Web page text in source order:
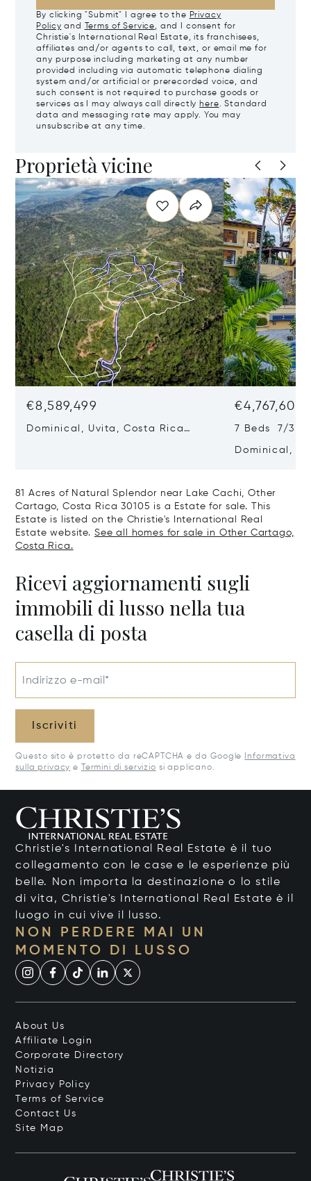
By clicking "Submit" I agree to the Privacy
Policy and Terms of Service, and I consent for
Christie's International Real Estate, its franchisees,
affiliates and/or agents to call, text, or email me for
any purpose including marketing at any number
provided including via automatic telephone dialing
system and/or artificial or prerecorded voice, and
such consent is not required to purchase goods or
services as I may always call directly here. Standard
data and messaging rate may apply. You may
unsubscribe at any time.
Proprietà vicine
€8,589,499
Dominical, Uvita, Costa Rica
€4,767,605
7 Beds 7/3
Dominical,
81 Acres of Natural Splendor near Lake Cachi, Other
Cartago, Costa Rica 30105 is a Estate for sale. This
Estate is listed on the Christie's International Real
Estate website. See all homes for sale in Other Cartago,
Costa Rica.
Ricevi aggiornamenti sugli
immobili di lusso nella tua
casella di posta
Indirizzo e-mail*
Iscriviti
Questo sito è protetto da reCAPTCHA e da Google
Informativa
sulla privacy e Termini di servizio si applicano.
Christie's International Real Estate è il tuo
collegamento con le case e le esperienze più
belle. Non importa la destinazione o lo stile
di vita, Christie's International Real Estate è il
luogo in cui vive il lusso.
NON PERDERE MAI UN
MOMENTO DI LUSSO
About Us
Affiliate Login
Corporate Directory
Notizia
Privacy Policy
Terms of Service
Contact Us
Site Map